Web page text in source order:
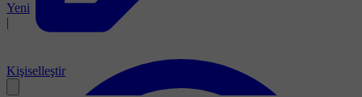
Yeni
|
Kişiselleştir